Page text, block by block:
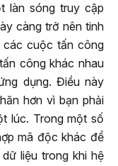
làn sóng truy cập
càng trở nên tinh
các cuộc tấn công
công khác nhau
dụng. Điều này
hơn vì bạn phải
lúc. Trong một số
mã độc khác để
liệu trong khi hệ